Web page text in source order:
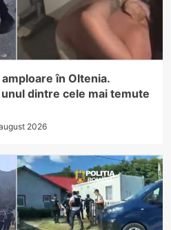
în Oltenia.
dintre cele mai temute
2026